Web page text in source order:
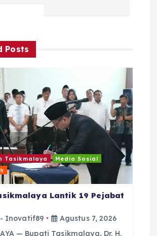
Posts
Tasikmalaya
Media Sosial
Lantik 19 Pejabat
Inovatif89
Agustus 7, 2026
— Bupati Tasikmalaya, Dr. H.